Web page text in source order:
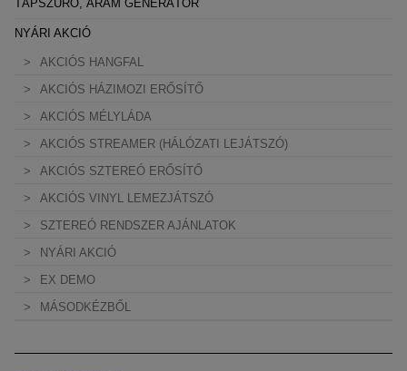
TÁPSZŰRŐ, ÁRAM GENERÁTOR
NYÁRI AKCIÓ
AKCIÓS HANGFAL
AKCIÓS HÁZIMOZI ERŐSÍTŐ
AKCIÓS MÉLYLÁDA
AKCIÓS STREAMER (HÁLÓZATI LEJÁTSZÓ)
AKCIÓS SZTEREÓ ERŐSÍTŐ
AKCIÓS VINYL LEMEZJÁTSZÓ
SZTEREÓ RENDSZER AJÁNLATOK
NYÁRI AKCIÓ
EX DEMO
MÁSODKÉZBŐL